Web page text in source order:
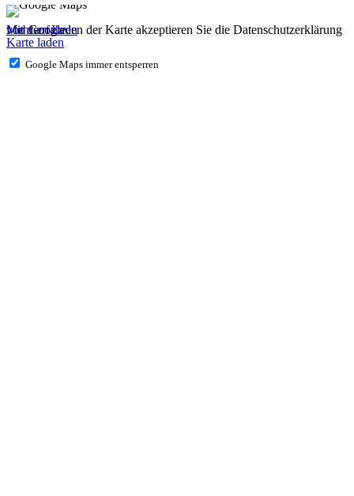
Mit dem Laden der Karte akzeptieren Sie die Datenschutzerklärung von Google.
Mehr erfahren
Karte laden
Google Maps immer entsperren